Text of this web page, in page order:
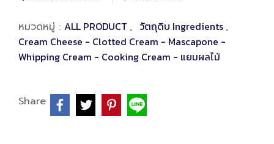
หมวดหมู่ : ALL PRODUCT , วัตถุดิบ Ingredients ,
Cream Cheese - Clotted Cream - Mascapone -
Whipping Cream - Cooking Cream - แยมผลไม้
Share